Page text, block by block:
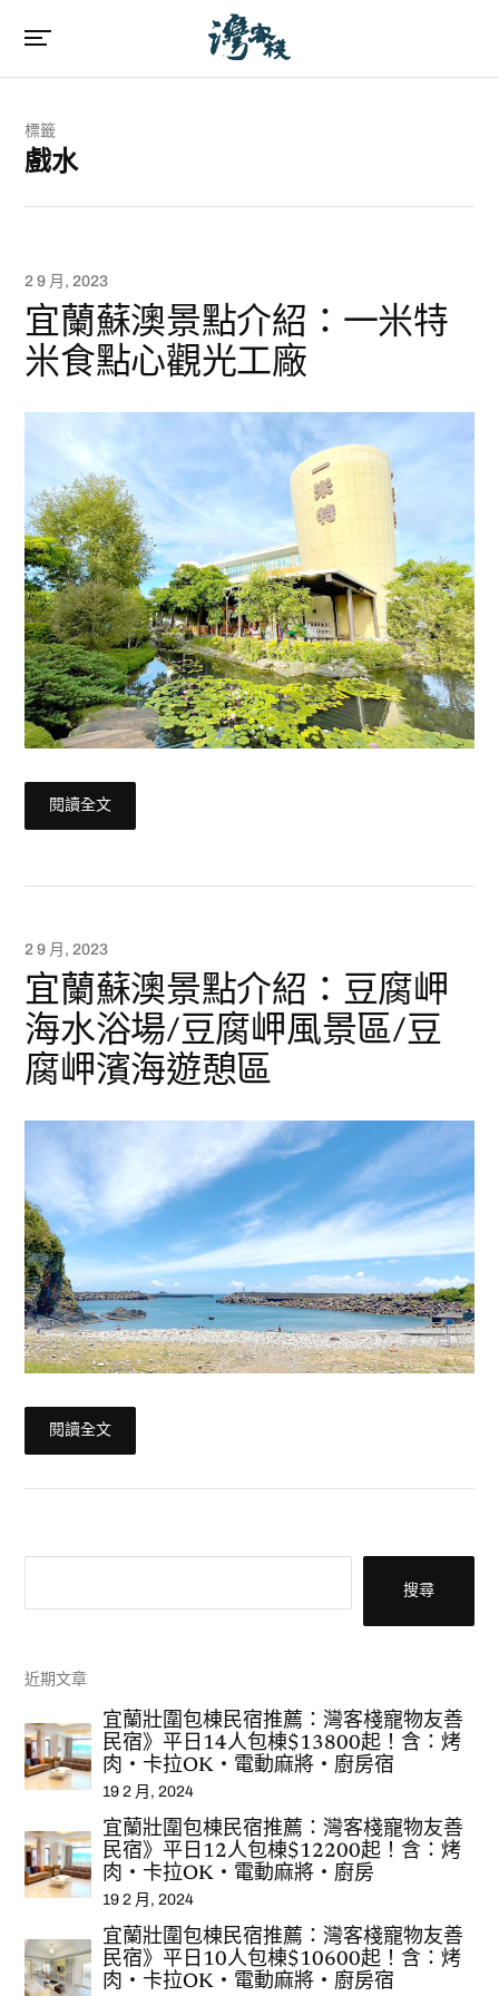
標籤
戲水
2 9 月, 2023
宜蘭蘇澳景點介紹：一米特
米食點心觀光工廠
閱讀全文
2 9 月, 2023
宜蘭蘇澳景點介紹：豆腐岬
海水浴場/豆腐岬風景區/豆
腐岬濱海遊憩區
閱讀全文
搜尋
近期文章
宜蘭壯圍包棟民宿推薦：灣客棧寵物友善
民宿》平日14人包棟$13800起！含：烤
肉‧卡拉OK‧電動麻將‧廚房宿
19 2 月, 2024
宜蘭壯圍包棟民宿推薦：灣客棧寵物友善
民宿》平日12人包棟$12200起！含：烤
肉‧卡拉OK‧電動麻將‧廚房
19 2 月, 2024
宜蘭壯圍包棟民宿推薦：灣客棧寵物友善
民宿》平日10人包棟$10600起！含：烤
肉‧卡拉OK‧電動麻將‧廚房宿